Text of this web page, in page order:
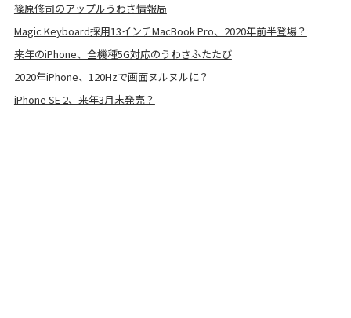
篠原修司のアップルうわさ情報局
Magic Keyboard採用13インチMacBook Pro、2020年前半登場？
来年のiPhone、全機種5G対応のうわさふたたび
2020年iPhone、120Hzで画面ヌルヌルに？
iPhone SE 2、来年3月末発売？